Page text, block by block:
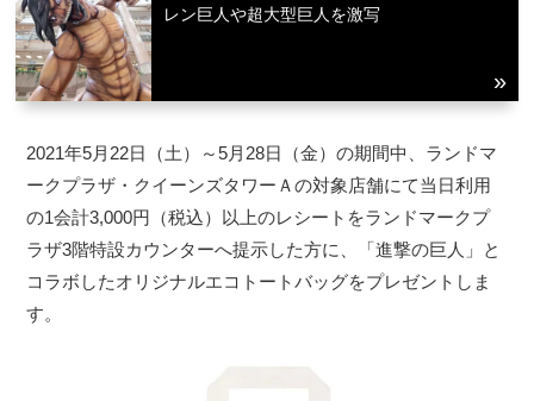
レン巨人や超大型巨人を激写
2021年5月22日（土）～5月28日（金）の期間中、ランドマ
ークプラザ・クイーンズタワーＡの対象店舗にて当日利用
の1会計3,000円（税込）以上のレシートをランドマークプ
ラザ3階特設カウンターへ提示した方に、「進撃の巨人」と
コラボしたオリジナルエコトートバッグをプレゼントしま
す。